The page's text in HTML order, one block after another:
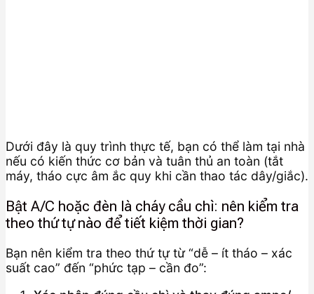
Dưới đây là quy trình thực tế, bạn có thể làm tại nhà
nếu có kiến thức cơ bản và tuân thủ an toàn (tắt
máy, tháo cực âm ắc quy khi cần thao tác dây/giắc).
Bật A/C hoặc đèn là cháy cầu chì: nên kiểm tra
theo thứ tự nào để tiết kiệm thời gian?
Bạn nên kiểm tra theo thứ tự từ “dễ – ít tháo – xác
suất cao” đến “phức tạp – cần đo”: